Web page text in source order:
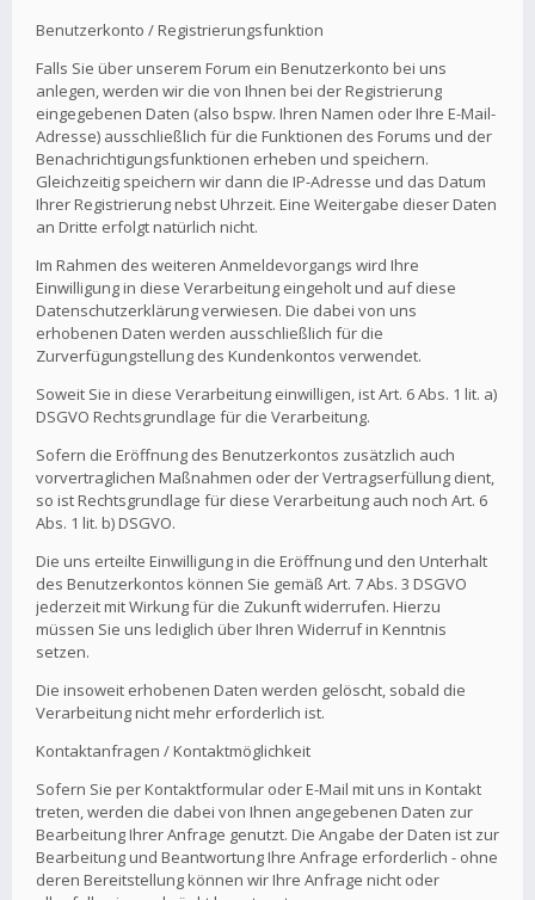
Benutzerkonto / Registrierungsfunktion
Falls Sie über unserem Forum ein Benutzerkonto bei uns
anlegen, werden wir die von Ihnen bei der Registrierung
eingegebenen Daten (also bspw. Ihren Namen oder Ihre E-Mail-
Adresse) ausschließlich für die Funktionen des Forums und der
Benachrichtigungsfunktionen erheben und speichern.
Gleichzeitig speichern wir dann die IP-Adresse und das Datum
Ihrer Registrierung nebst Uhrzeit. Eine Weitergabe dieser Daten
an Dritte erfolgt natürlich nicht.
Im Rahmen des weiteren Anmeldevorgangs wird Ihre
Einwilligung in diese Verarbeitung eingeholt und auf diese
Datenschutzerklärung verwiesen. Die dabei von uns
erhobenen Daten werden ausschließlich für die
Zurverfügungstellung des Kundenkontos verwendet.
Soweit Sie in diese Verarbeitung einwilligen, ist Art. 6 Abs. 1 lit. a)
DSGVO Rechtsgrundlage für die Verarbeitung.
Sofern die Eröffnung des Benutzerkontos zusätzlich auch
vorvertraglichen Maßnahmen oder der Vertragserfüllung dient,
so ist Rechtsgrundlage für diese Verarbeitung auch noch Art. 6
Abs. 1 lit. b) DSGVO.
Die uns erteilte Einwilligung in die Eröffnung und den Unterhalt
des Benutzerkontos können Sie gemäß Art. 7 Abs. 3 DSGVO
jederzeit mit Wirkung für die Zukunft widerrufen. Hierzu
müssen Sie uns lediglich über Ihren Widerruf in Kenntnis
setzen.
Die insoweit erhobenen Daten werden gelöscht, sobald die
Verarbeitung nicht mehr erforderlich ist.
Kontaktanfragen / Kontaktmöglichkeit
Sofern Sie per Kontaktformular oder E-Mail mit uns in Kontakt
treten, werden die dabei von Ihnen angegebenen Daten zur
Bearbeitung Ihrer Anfrage genutzt. Die Angabe der Daten ist zur
Bearbeitung und Beantwortung Ihre Anfrage erforderlich - ohne
deren Bereitstellung können wir Ihre Anfrage nicht oder